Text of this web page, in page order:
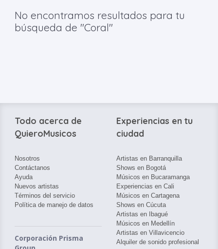
No encontramos resultados para tu
búsqueda de "Coral"
Todo acerca de
QuieroMusicos
Nosotros
Contáctanos
Ayuda
Nuevos artistas
Términos del servicio
Política de manejo de datos
Corporación Prisma
Experiencias en tu
ciudad
Artistas en Barranquilla
Shows en Bogotá
Músicos en Bucaramanga
Experiencias en Cali
Músicos en Cartagena
Shows en Cúcuta
Artistas en Ibagué
Músicos en Medellín
Artistas en Villavicencio
Alquiler de sonido profesional